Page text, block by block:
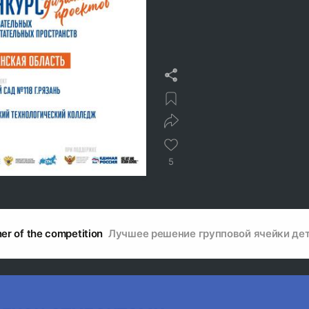
5
of the competition Лучшее решение групповой ячейки